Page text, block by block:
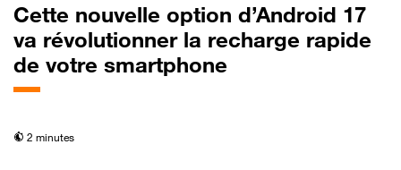
Cette nouvelle option d’Android 17
va révolutionner la recharge rapide
de votre smartphone
temps de lecture
2 minutes